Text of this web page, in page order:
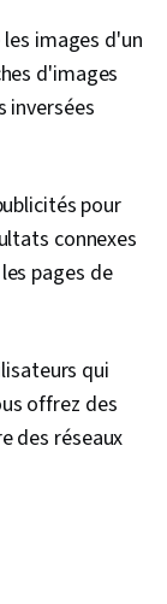
les clients,
Soutien
des
produits,
Web, Gestion
de la
Mesure de la
les images d'un
d'images
inversées
pour
connexes
pages de
qui
offrez des
des réseaux